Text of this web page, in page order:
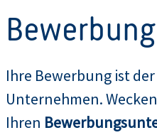
Ihre Bewerbung ist
Unternehmen.
Ihren